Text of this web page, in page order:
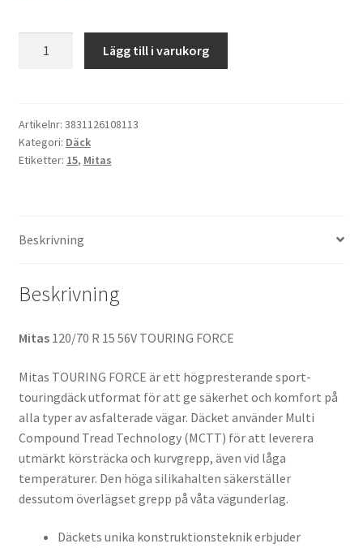
R
15
56H
Lägg till i varukorg
Artikelnr: 3831126108113
Kategori: Däck
Etiketter: 15, Mitas
Beskrivning
Beskrivning
Mitas 120/70 R 15 56V TOURING FORCE
Mitas TOURING FORCE är ett högpresterande sport-
touringdäck utformat för att ge säkerhet och komfort på
alla typer av asfalterade vägar. Däcket använder Multi
Compound Tread Technology (MCTT) för att leverera
utmärkt körsträcka och kurvgrepp, även vid låga
temperaturer. Den höga silikahalten säkerställer
dessutom överlägset grepp på våta vägunderlag.
Däckets unika konstruktionsteknik erbjuder